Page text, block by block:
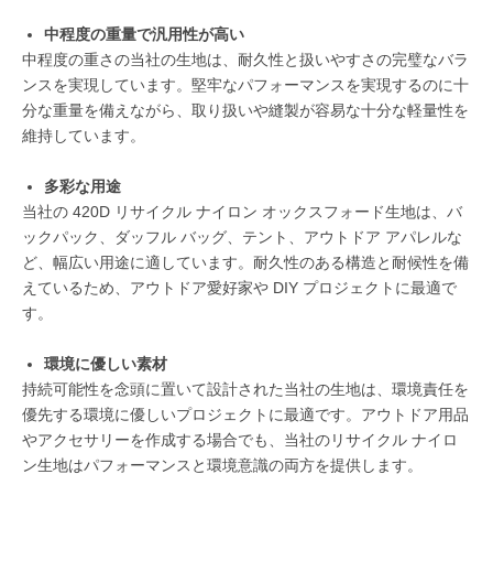
中程度の重量で汎用性が高い
中程度の重さの当社の生地は、耐久性と扱いやすさの完璧なバラ
ンスを実現しています。堅牢なパフォーマンスを実現するのに十
分な重量を備えながら、取り扱いや縫製が容易な十分な軽量性を
維持しています。
多彩な用途
当社の 420D リサイクル ナイロン オックスフォード生地は、バ
ックパック、ダッフル バッグ、テント、アウトドア アパレルな
ど、幅広い用途に適しています。耐久性のある構造と耐候性を備
えているため、アウトドア愛好家や DIY プロジェクトに最適で
す。
環境に優しい素材
持続可能性を念頭に置いて設計された当社の生地は、環境責任を
優先する環境に優しいプロジェクトに最適です。アウトドア用品
やアクセサリーを作成する場合でも、当社のリサイクル ナイロ
ン生地はパフォーマンスと環境意識の両方を提供します。